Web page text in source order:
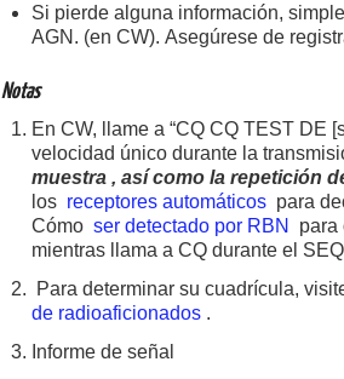
Si pierde alguna información,
AGN. (en CW). Asegúrese de
Notas
En CW, llame a “CQ CQ TEST DE
velocidad único durante la
muestra , así como la repetición
los receptores automáticos para
Cómo ser detectado por RBN
para
mientras llama a CQ durante el
Para determinar su cuadrícula,
de radioaficionados .
Informe de señal